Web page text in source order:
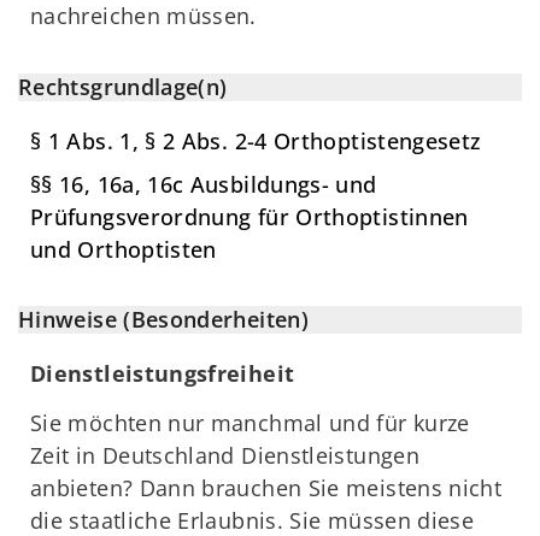
nachreichen müssen.
Rechtsgrundlage(n)
§ 1 Abs. 1, § 2 Abs. 2-4 Orthoptistengesetz
§§ 16, 16a, 16c Ausbildungs- und
Prüfungsverordnung für Orthoptistinnen
und Orthoptisten
Hinweise (Besonderheiten)
Dienstleistungsfreiheit
Sie möchten nur manchmal und für kurze
Zeit in Deutschland Dienstleistungen
anbieten? Dann brauchen Sie meistens nicht
die staatliche Erlaubnis. Sie müssen diese